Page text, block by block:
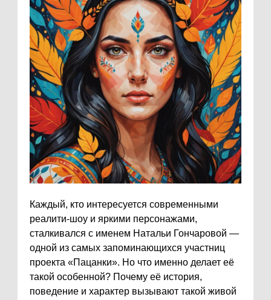
Каждый, кто интересуется современными
реалити-шоу и яркими персонажами,
сталкивался с именем Натальи Гончаровой —
одной из самых запоминающихся участниц
проекта «Пацанки». Но что именно делает её
такой особенной? Почему её история,
поведение и характер вызывают такой живой